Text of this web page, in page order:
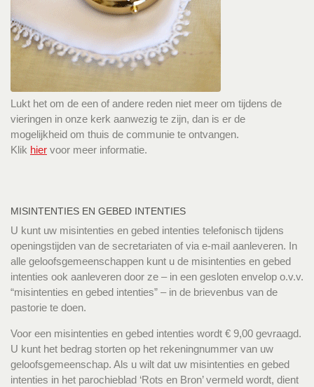
Lukt het om de een of andere reden niet meer om tijdens de
vieringen in onze kerk aanwezig te zijn, dan is er de
mogelijkheid om thuis de communie te ontvangen.
Klik hier voor meer informatie.
MISINTENTIES EN GEBED INTENTIES
U kunt uw misintenties en gebed intenties telefonisch tijdens
openingstijden van de secretariaten of via e-mail aanleveren. In
alle geloofsgemeenschappen kunt u de misintenties en gebed
intenties ook aanleveren door ze – in een gesloten envelop o.v.v.
“misintenties en gebed intenties” – in de brievenbus van de
pastorie te doen.
Voor een misintenties en gebed intenties wordt € 9,00 gevraagd.
U kunt het bedrag storten op het rekeningnummer van uw
geloofsgemeenschap. Als u wilt dat uw misintenties en gebed
intenties in het parochieblad ‘Rots en Bron’ vermeld wordt, dient